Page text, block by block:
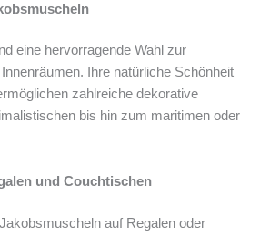
eine hervorragende Wahl zur
Ihre natürliche Schönheit
zahlreiche dekorative
bis hin zum maritimen oder
und Couchtischen
auf Regalen oder